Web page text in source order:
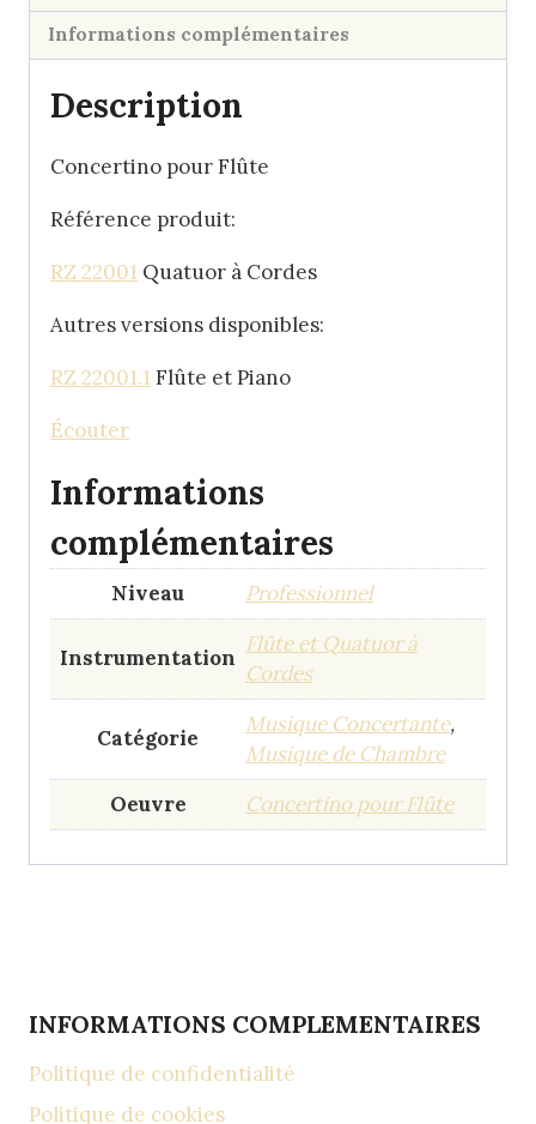
Informations complémentaires
Description
Concertino pour Flûte
Référence produit:
RZ 22001 Quatuor à Cordes
Autres versions disponibles:
RZ 22001.1 Flûte et Piano
Écouter
Informations
complémentaires
Niveau Professionnel
Instrumentation
Flûte et Quatuor à
Cordes
Catégorie
Musique Concertante,
Musique de Chambre
Oeuvre
Concertino pour Flûte
INFORMATIONS COMPLEMENTAIRES
Politique de confidentialité
Politique de cookies